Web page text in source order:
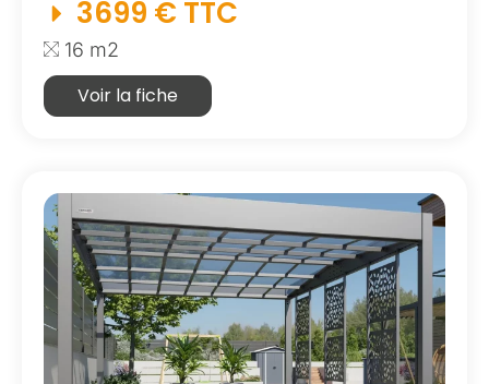
3699 € TTC
16 m2
Voir la fiche